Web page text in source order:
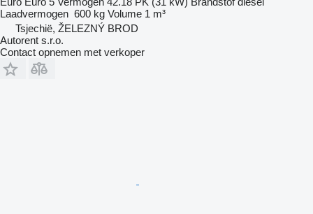
Laadvermogen 600 kg Volume 1 m³
Tsjechië, ŽELEZNÝ BROD
Autorent s.r.o.
Contact opnemen met verkoper